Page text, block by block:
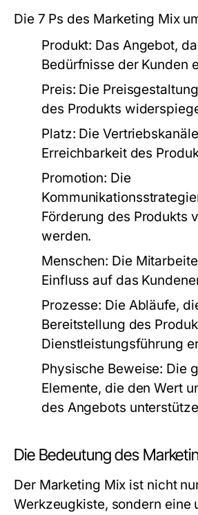
Die 7 Ps des Marketing Mix
Produkt: Das Angebot,
Bedürfnisse der Kunden
Preis: Die
des Produkts
Platz: Die
Erreichbarkeit des
Promotion: Die
Förderung des Produkts
werden.
Menschen: Die
Einfluss auf das
Prozesse: Die Abläufe,
Bereitstellung des
Dienstleistungsführung
Physische Beweise: Die
Elemente, die den Wert
des Angebots
Die Bedeutung des
Der Marketing Mix ist nicht
Werkzeugkiste, sondern eine